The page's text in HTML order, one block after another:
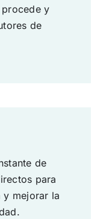
y
de
de
para
y mejorar la